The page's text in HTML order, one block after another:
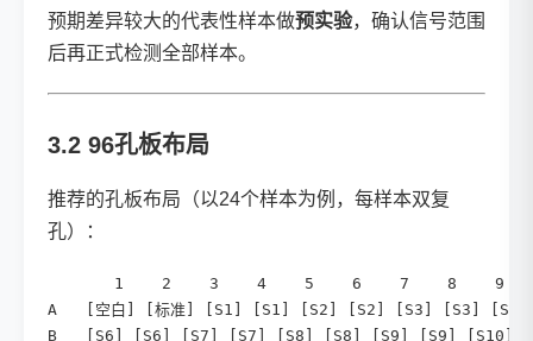
预期差异较大的代表性样本做预实验，确认信号范围
后再正式检测全部样本。
3.2 96孔板布局
推荐的孔板布局（以24个样本为例，每样本双复
孔）：
1    2    3    4    5    6    7    8    9
A   [空白] [标准] [S1] [S1] [S2] [S2] [S3] [S3]
B   [S6] [S6] [S7] [S7] [S8] [S8] [S9] [S9]